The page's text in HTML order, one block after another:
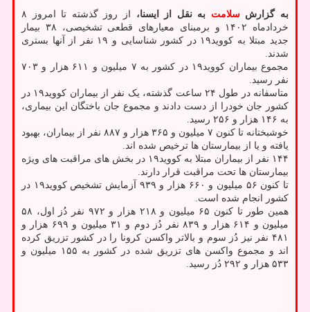
به گزارشسلامت به نقل از ایسنا،
از روز گذشته تا امروز ۸
خردادماه ۱۴۰۲ و برمبنای معیارهای قطعی تشخیصی، ۳۸ بیمار
جدید مبتلا به کووید۱۹ در کشور شناسایی و ۱۹ نفر از آنها بستری
شدند.
مجموع بیماران کووید۱۹ در کشور به ۷ میلیون و ۶۱۱ هزار و ۷۰۳
نفر رسید.
متاسفانه در طول ۲۴ ساعت گذشته، یک نفر از بیماران کووید۱۹ در
کشور جان خودرا از دست دادند و مجموع جان باختگان این بیماری،
به ۱۴۶ هزار و ۲۵۶ رسید.
خوشبختانه تا کنون ۷ میلیون و ۳۶۵ هزار و ۸۸۷ نفر از بیماران، بهبود
یافته و یا از بیمارستان ها ترخیص شده اند.
۱۴۴ نفر از بیماران مبتلا به کووید۱۹ در بخش های مراقبت های ویژه
بیمارستان ها تحت مراقبت قرار دارند.
تا کنون ۵۶ میلیون و ۶۶۰ هزار و ۹۳۹ آزمایش تشخیص کووید۱۹ در
کشور انجام شده است.
همین طور تا کنون ۶۵ میلیون و ۲۱۸ هزار و ۹۷۲ نفر دُز اول، ۵۸
میلیون و ۶۱۴ هزار و ۸۳۹ نفر دُز دوم و ۳۱ میلیون و ۶۹۹ هزار و
۴۸۱ نفر نیز دُز سوم و بالاتر واکسن کرونا را در کشور تزریق کرده
اند و مجموع واکسن های تزریق شده در کشور به ۱۵۵ میلیون و
۵۳۳ هزار و ۲۹۲ دُز رسید.